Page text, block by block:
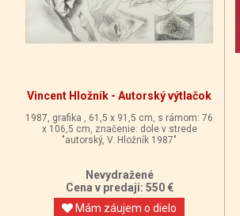
Vincent Hložník - Autorský výtlačok
1987, grafika , 61,5 x 91,5 cm, s rámom: 76
x 106,5 cm, značenie: dole v strede
"autorský, V. Hložník 1987"
Nevydražené
Cena v predaji: 550 €
Mám záujem o dielo